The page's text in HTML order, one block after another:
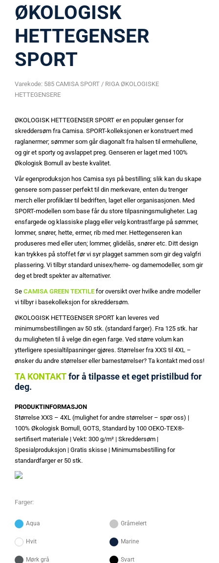
ØKOLOGISK
HETTEGENSER
SPORT
Varekode: 585 CAMISA SPORT / RIGA ØKOLOGISKE
HETTEGENSERE
ØKOLOGISK HETTEGENSER SPORT er en populær genser for
skreddersøm fra Camisa. SPORT-kolleksjonen er konstruert med
raglanermer; sømmer som går diagonalt fra halsen til ermehullene,
og gir et sporty og avslappet preg. Genseren er laget med 100%
Økologisk Bomull av beste kvalitet.
Vår egenproduksjon hos Camisa sys på bestilling; slik kan du skape
gensere som passer perfekt til din merkevare, enten du trenger
merch eller profilklær til bedriften, laget eller organisasjonen. Med
SPORT-modellen som base får du store tilpasningsmuligheter. Lag
ensfargede og klassiske plagg eller velg kontrastfarge på sømmer,
lommer, snører, hette, ermer, rib med mer. Hettegenseren kan
produseres med eller uten; lommer, glidelås, snører etc. Ditt design
kan trykkes på stoffet før vi syr plagget sammen som gir deg valgfri
plassering. Vi tilbyr standard unisex/herre- og damemodeller, som gir
deg et bredt spekter av alternativer.
Se CAMISA GREEN TEXTILE for oversikt over hvilke andre modeller
vi tilbyr i basekolleksjon for skreddersøm.
ØKOLOGISK HETTEGENSER SPORT kan leveres ved
minimumsbestillingen av 50 stk. (standard farger). Fra 125 stk. har
du muligheten til å velge din egen farge. Ved større volum kan
ytterligere spesialtilpasninger gjøres. Størrelser fra XXS til 4XL –
ønsker du andre størrelser eller barnestørrelser? Ta kontakt med oss!
TA KONTAKTfor å tilpasse et eget pristilbud for
deg.
PRODUKTINFORMASJON
Størrelse XXS – 4XL (mulighet for andre størrelser – spør oss) |
100% Økologisk Bomull, GOTS, Standard by 100 OEKO-TEX®-
sertifisert materiale | Vekt: 300 g/m² | Skreddersøm |
Spesialproduksjon | Gratis skisse | Minimumsbestilling for
standardfarger er 50 stk.
Farger:
Aqua Gråmelert
Hvit Marine
Mørk grå Svart